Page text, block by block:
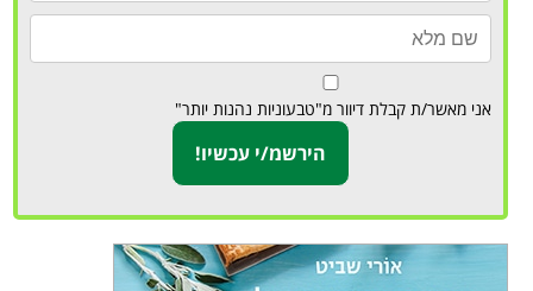
אני מאשר/ת קבלת דיוור מ"טבעוניות נהנות יותר"